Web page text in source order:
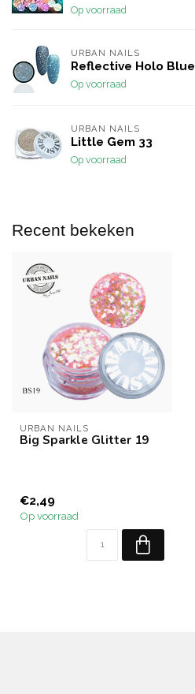
Op voorraad
URBAN NAILS
Reflective Holo Blue
Op voorraad
URBAN NAILS
Little Gem 33
Op voorraad
Recent bekeken
URBAN NAILS
Big Sparkle Glitter 19
€2,49
Op voorraad